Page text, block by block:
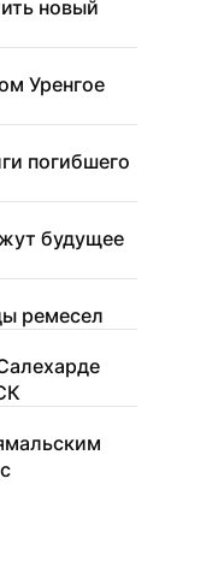
новый
Уренгое
погибшего
будущее
ремесел